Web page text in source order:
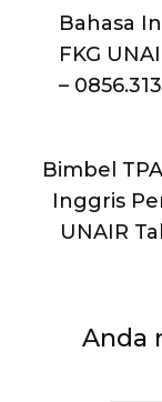
Bahasa
FKG
–
Bimbel
Inggris
UNAIR
Anda